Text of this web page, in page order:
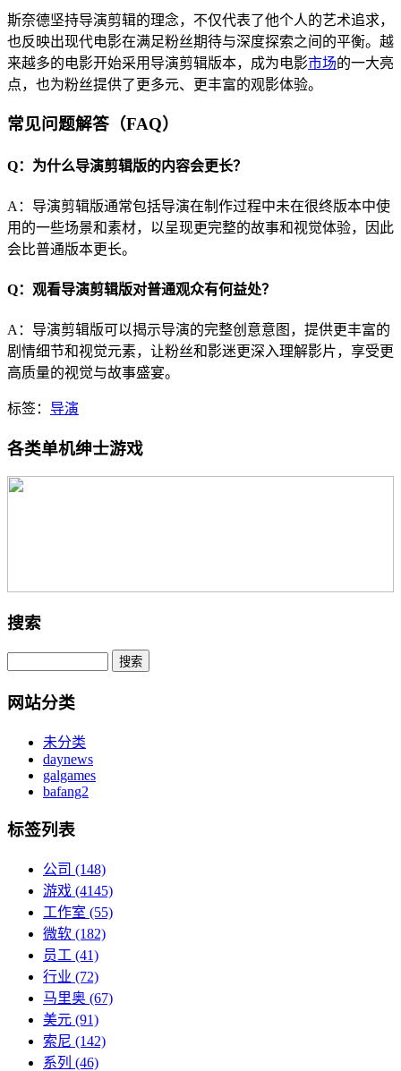
斯奈德坚持导演剪辑的理念，不仅代表了他个人的艺术追求，
也反映出现代电影在满足粉丝期待与深度探索之间的平衡。越
来越多的电影开始采用导演剪辑版本，成为电影市场的一大亮
点，也为粉丝提供了更多元、更丰富的观影体验。
常见问题解答（FAQ）
Q：为什么导演剪辑版的内容会更长？
A：导演剪辑版通常包括导演在制作过程中未在很终版本中使
用的一些场景和素材，以呈现更完整的故事和视觉体验，因此
会比普通版本更长。
Q：观看导演剪辑版对普通观众有何益处？
A：导演剪辑版可以揭示导演的完整创意意图，提供更丰富的
剧情细节和视觉元素，让粉丝和影迷更深入理解影片，享受更
高质量的视觉与故事盛宴。
标签： 导演
各类单机绅士游戏
搜索
网站分类
未分类
daynews
galgames
bafang2
标签列表
公司 (148)
游戏 (4145)
工作室 (55)
微软 (182)
员工 (41)
行业 (72)
马里奥 (67)
美元 (91)
索尼 (142)
系列 (46)